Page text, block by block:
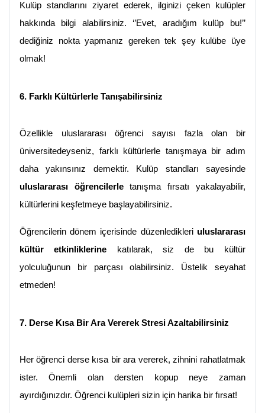
Kulüp standlarını ziyaret ederek, ilginizi çeken kulüpler
hakkında bilgi alabilirsiniz. ‘’Evet, aradığım kulüp bu!’’
dediğiniz nokta yapmanız gereken tek şey kulübe üye
olmak!
6. Farklı Kültürlerle Tanışabilirsiniz
Özellikle uluslararası öğrenci sayısı fazla olan bir
üniversitedeyseniz, farklı kültürlerle tanışmaya bir adım
daha yakınsınız demektir. Kulüp standları sayesinde
uluslararası öğrencilerle tanışma fırsatı yakalayabilir,
kültürlerini keşfetmeye başlayabilirsiniz.
Öğrencilerin dönem içerisinde düzenledikleri uluslararası
kültür etkinliklerine katılarak, siz de bu kültür
yolculuğunun bir parçası olabilirsiniz. Üstelik seyahat
etmeden!
7. Derse Kısa Bir Ara Vererek Stresi Azaltabilirsiniz
Her öğrenci derse kısa bir ara vererek, zihnini rahatlatmak
ister. Önemli olan dersten kopup neye zaman
ayırdığınızdır. Öğrenci kulüpleri sizin için harika bir fırsat!